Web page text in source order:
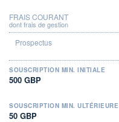
FRAIS COURANT
dont frais de gestion
SOUSCRIPTION MIN. INITIALE
500 GBP
SOUSCRIPTION MIN. ULTÉRIEURE
50 GBP